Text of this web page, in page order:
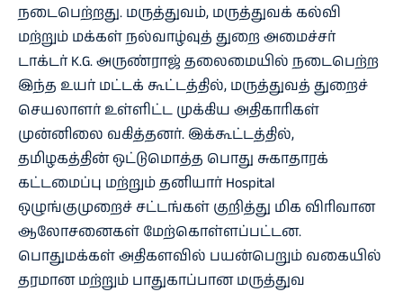
நடைபெற்றது. மருத்துவம், மருத்துவக் கல்வி
மற்றும் மக்கள் நல்வாழ்வுத் துறை அமைச்சர்
டாக்டர் K.G. அருண்ராஜ் தலைமையில் நடைபெற்ற
இந்த உயர் மட்டக் கூட்டத்தில், மருத்துவத் துறைச்
செயலாளர் உள்ளிட்ட முக்கிய அதிகாரிகள்
முன்னிலை வகித்தனர். இக்கூட்டத்தில்,
தமிழகத்தின் ஒட்டுமொத்த பொது சுகாதாரக்
கட்டமைப்பு மற்றும் தனியார் Hospital
ஒழுங்குமுறைச் சட்டங்கள் குறித்து மிக விரிவான
ஆலோசனைகள் மேற்கொள்ளப்பட்டன.
பொதுமக்கள் அதிகளவில் பயன்பெறும் வகையில்
தரமான மற்றும் பாதுகாப்பான மருத்துவ